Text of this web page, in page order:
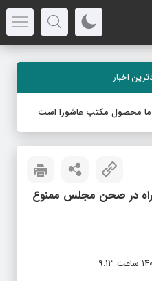
اخبار
ما محصول مکتب عاشورا است
در صحن مجلس ممنوع